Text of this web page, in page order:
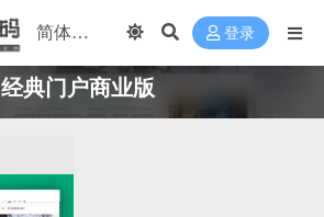
登录
经典门户商业版